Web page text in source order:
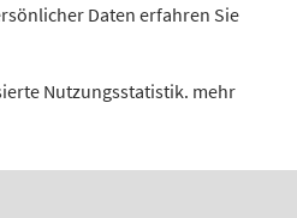
Daten erfahren Sie
Nutzungsstatistik. mehr